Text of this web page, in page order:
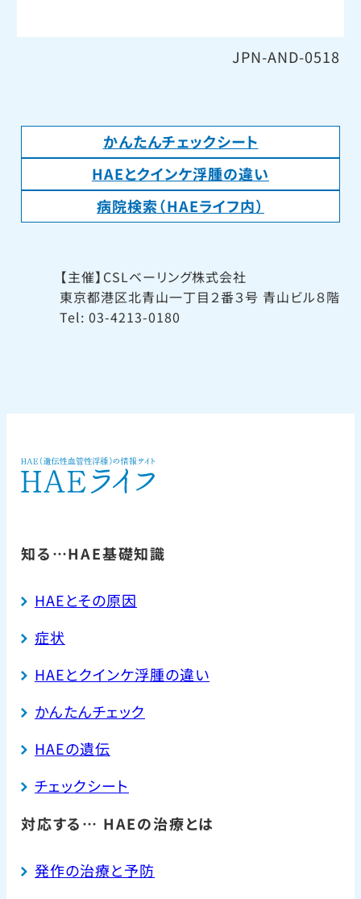
JPN-AND-0518
かんたんチェックシート
HAEとクインケ浮腫の違い
病院検索（HAEライフ内）
【主催】CSLベーリング株式会社
東京都港区北青山一丁目２番３号 青山ビル８階
Tel: 03-4213-0180
知る…HAE基礎知識
HAEとその原因
症状
HAEとクインケ浮腫の違い
かんたんチェック
HAEの遺伝
チェックシート
対応する… HAEの治療とは
発作の治療と予防